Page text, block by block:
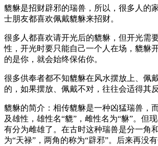
貔貅是招财辟邪的瑞兽，所以，很多人的
士朋友都喜欢佩戴貔貅来招财。
很多人都喜欢请开光后的貔貅，但开光需
性，开光时要只能自己一个人在场，貔貅
的是你，就会始终保佑你。
很多供奉者都不知貔貅在风水摆放上、佩
的，如果摆放、佩戴不对，往往会适得其反
貔貅的简介：相传貔貅是一种凶猛瑞兽，
及雄性，雄性名“貔”，雌性名为“貅”。但
有分为雌雄了。在古时这种瑞兽是分一角
为“天禄”，两角的称为“辟邪”。后来再没